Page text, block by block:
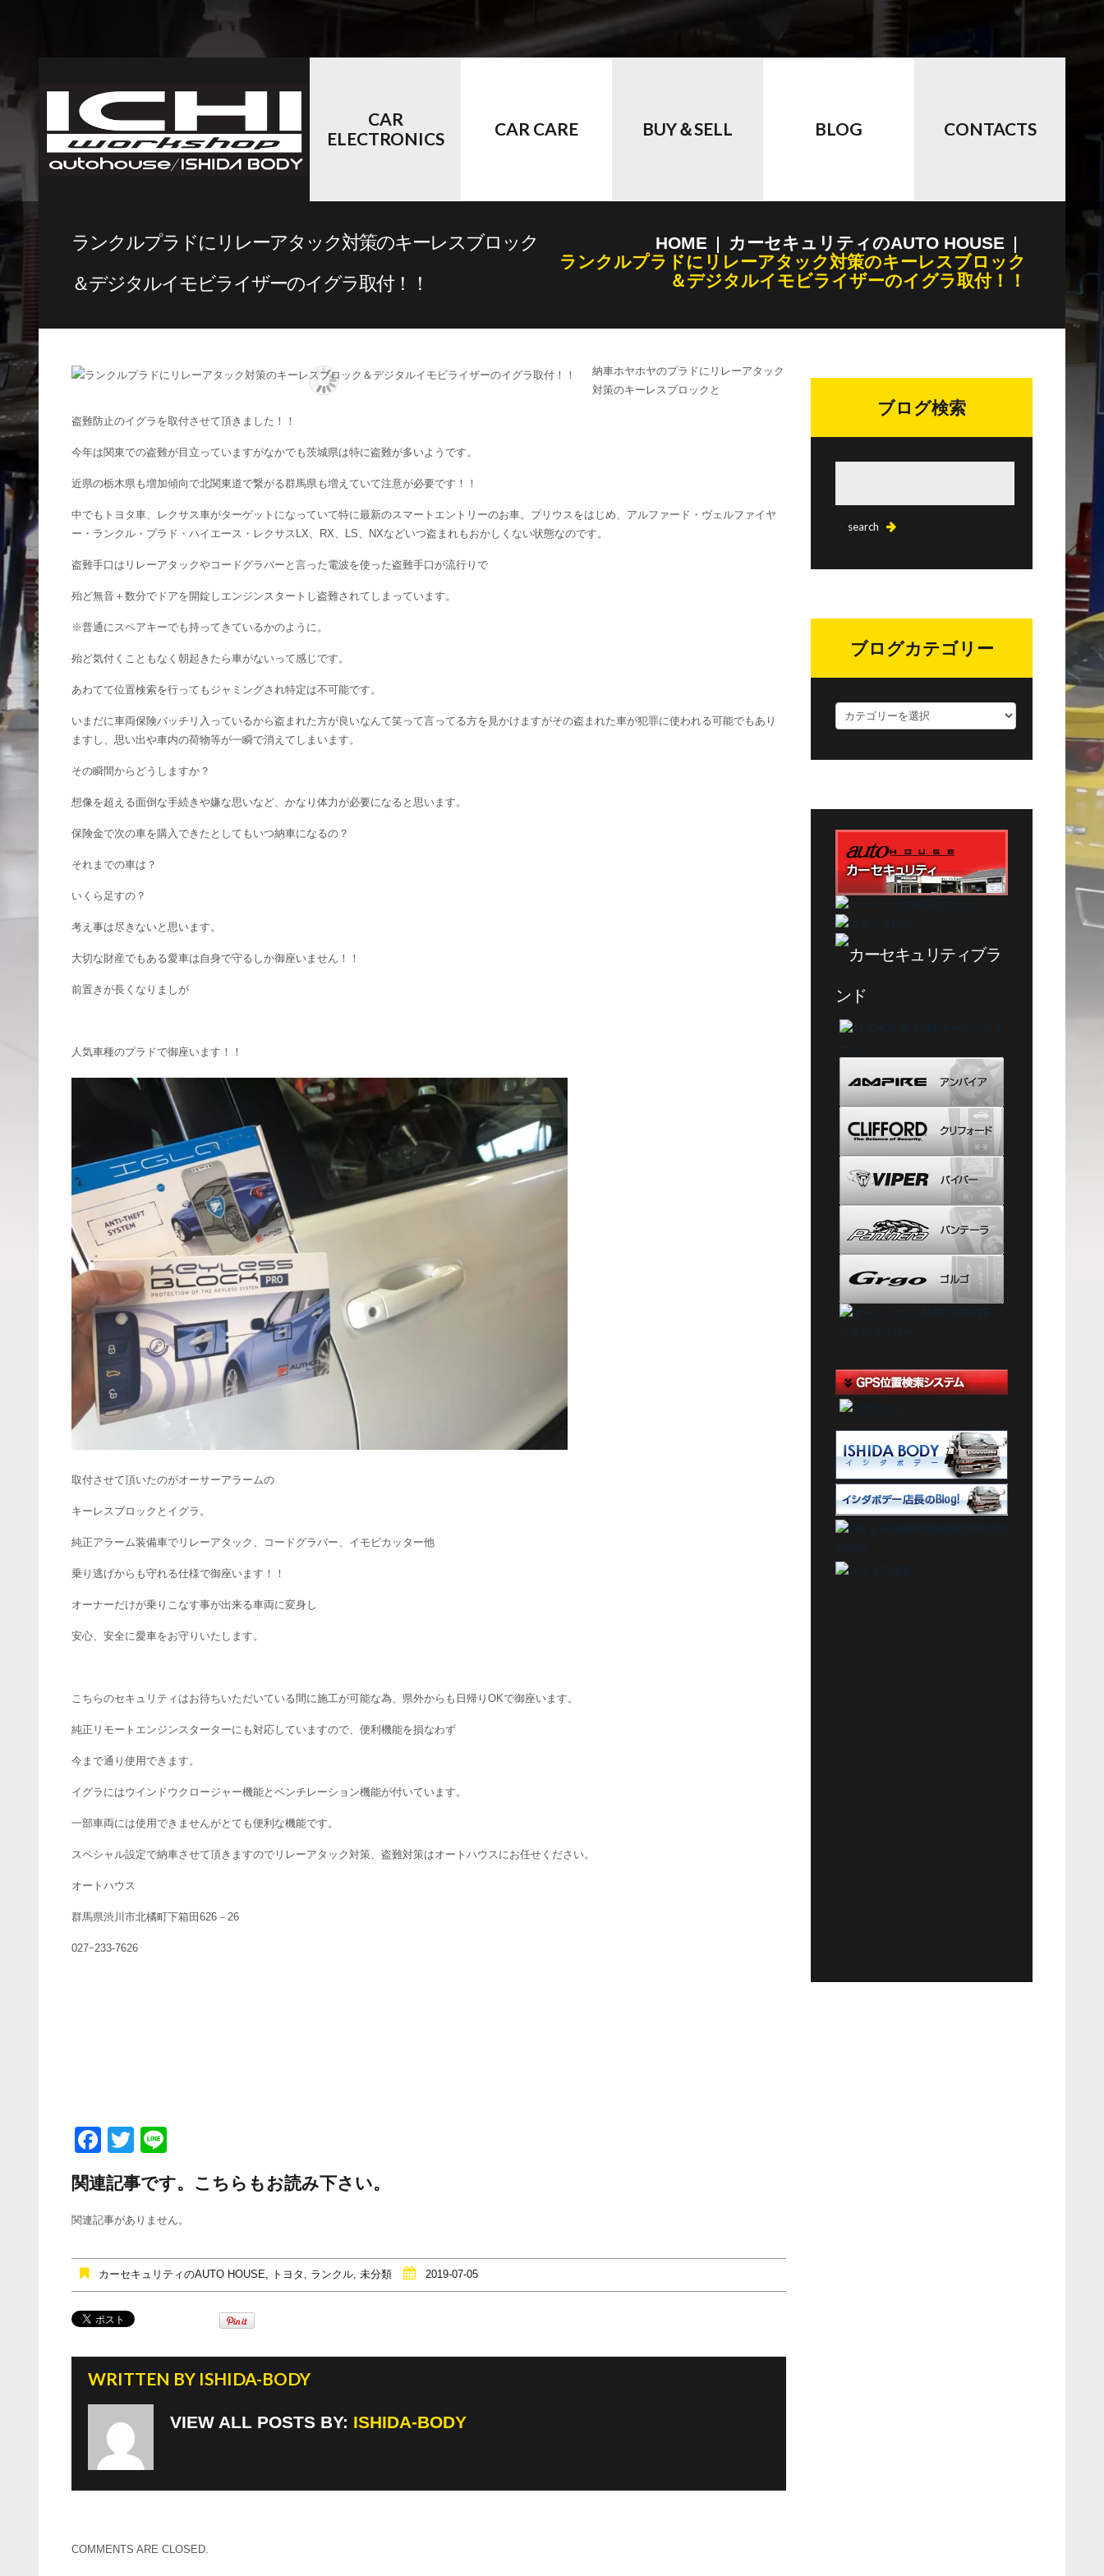
CAR
ELECTRONICS
CAR CARE BUY＆SELL BLOG CONTACTS
ランクルプラドにリレーアタック対策のキーレスブロック
＆デジタルイモビライザーのイグラ取付！！
HOME
カーセキュリティのAUTO HOUSE
ランクルプラドにリレーアタック対策のキーレスブロック
＆デジタルイモビライザーのイグラ取付！！
納車ホヤホヤのプラドにリレーアタック
対策のキーレスブロックと
盗難防止のイグラを取付させて頂きました！！
今年は関東での盗難が目立っていますがなかでも茨城県は特に盗難が多いようです。
近県の栃木県も増加傾向で北関東道で繋がる群馬県も増えていて注意が必要です！！
中でもトヨタ車、レクサス車がターゲットになっていて特に最新のスマートエントリーのお車。プリウスをはじめ、アルファード・ヴェルファイヤ
ー・ランクル・プラド・ハイエース・レクサスLX、RX、LS、NXなどいつ盗まれもおかしくない状態なのです。
盗難手口はリレーアタックやコードグラバーと言った電波を使った盗難手口が流行りで
殆ど無音＋数分でドアを開錠しエンジンスタートし盗難されてしまっています。
※普通にスペアキーでも持ってきているかのように。
殆ど気付くこともなく朝起きたら車がないって感じです。
あわてて位置検索を行ってもジャミングされ特定は不可能です。
いまだに車両保険バッチリ入っているから盗まれた方が良いなんて笑って言ってる方を見かけますがその盗まれた車が犯罪に使われる可能でもあり
ますし、思い出や車内の荷物等が一瞬で消えてしまいます。
その瞬間からどうしますか？
想像を超える面倒な手続きや嫌な思いなど、かなり体力が必要になると思います。
保険金で次の車を購入できたとしてもいつ納車になるの？
それまでの車は？
いくら足すの？
考え事は尽きないと思います。
大切な財産でもある愛車は自身で守るしか御座いません！！
前置きが長くなりましが
人気車種のプラドで御座います！！
取付させて頂いたのがオーサーアラームの
キーレスブロックとイグラ。
純正アラーム装備車でリレーアタック、コードグラバー、イモビカッター他
乗り逃げからも守れる仕様で御座います！！
オーナーだけが乗りこなす事が出来る車両に変身し
安心、安全に愛車をお守りいたします。
こちらのセキュリティはお待ちいただいている間に施工が可能な為、県外からも日帰りOKで御座います。
純正リモートエンジンスターターにも対応していますので、便利機能を損なわず
今まで通り使用できます。
イグラにはウインドウクロージャー機能とベンチレーション機能が付いています。
一部車両には使用できませんがとても便利な機能です。
スペシャル設定で納車させて頂きますのでリレーアタック対策、盗難対策はオートハウスにお任せください。
オートハウス
群馬県渋川市北橘町下箱田626－26
027ｰ233-7626
F
a
c
e
o
o
k
T
tt
er
e
関連記事です。こちらもお読み下さい。
関連記事がありません。
カーセキュリティのAUTO HOUSE トヨタ ランクル 未分類 2019-07-05
WRITTEN BY ISHIDA-BODY
VIEW ALL POSTS BY: ISHIDA-BODY
COMMENTS ARE CLOSED.
ブログ検索
ブログカテゴリー
ロ
ー